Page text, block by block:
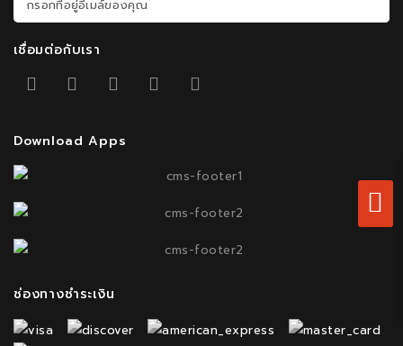
เชื่อมต่อกับเรา
Download Apps
ช่องทางชำระเงิน